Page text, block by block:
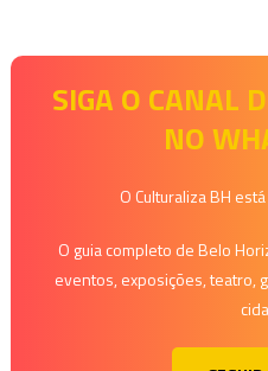
SIGA O CANAL
NO
O Culturaliza BH
O guia completo de Belo
eventos, exposições, teatro,